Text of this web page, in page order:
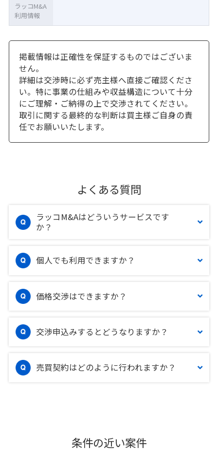
ラッコM&A
利用情報
掲載情報は正確性を保証するものではございま
せん。
詳細は交渉時に必ず売主様へ直接ご確認くださ
い。特に事業の仕組みや収益構造について十分
にご理解・ご納得の上で交渉されてください。
取引に関する最終的な判断は買主様ご自身の責
任でお願いいたします。
よくある質問
ラッコM&Aはどういうサービスです
か？
個人でも利用できますか？
価格交渉はできますか？
交渉申込みするとどうなりますか？
売買契約はどのように行われますか？
条件の近い案件